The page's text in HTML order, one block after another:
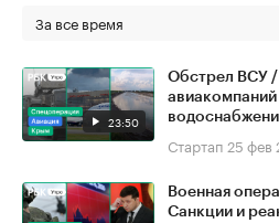
За все время
23:50
Обстрел ВСУ /
Стартап 25 фев
Военная
Санкции и